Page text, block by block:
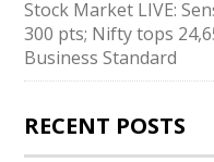
Stock Market LIVE:
300 pts; Nifty tops
Business Standard
RECENT POSTS